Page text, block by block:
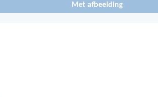
Met afbeelding